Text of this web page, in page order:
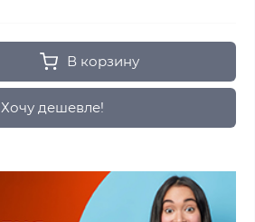
В корзину
Хочу дешевле!